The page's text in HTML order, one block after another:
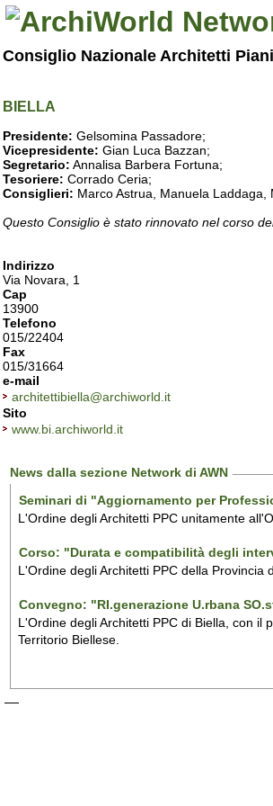
Consiglio Nazionale Architetti
BIELLA
Presidente: Gelsomina Passadore;
Vicepresidente: Gian Luca Bazzan;
Segretario: Annalisa Barbera Fortuna;
Tesoriere: Corrado Ceria;
Consiglieri: Marco Astrua, Manuela
Questo Consiglio è stato rinnovato nel corso
Indirizzo
Via Novara, 1
Cap
13900
Telefono
015/22404
Fax
015/31664
e-mail
architettibiella@archiworld.it
Sito
www.bi.archiworld.it
News dalla sezione Network di AWN
Seminari di "Aggiornamento per
L'Ordine degli Architetti PPC unitamente
Corso: "Durata e compatibilità degli
L'Ordine degli Architetti PPC della
Convegno: "RI.generazione U.rbana
L'Ordine degli Architetti PPC di Biella, con
Territorio Biellese.